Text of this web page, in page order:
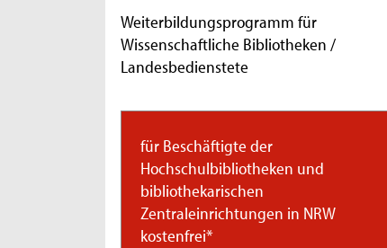
Weiterbildungsprogramm für
Wissenschaftliche Bibliotheken /
Landesbedienstete
für Beschäftigte der
Hochschulbibliotheken und
bibliothekarischen
Zentraleinrichtungen in NRW
kostenfrei*